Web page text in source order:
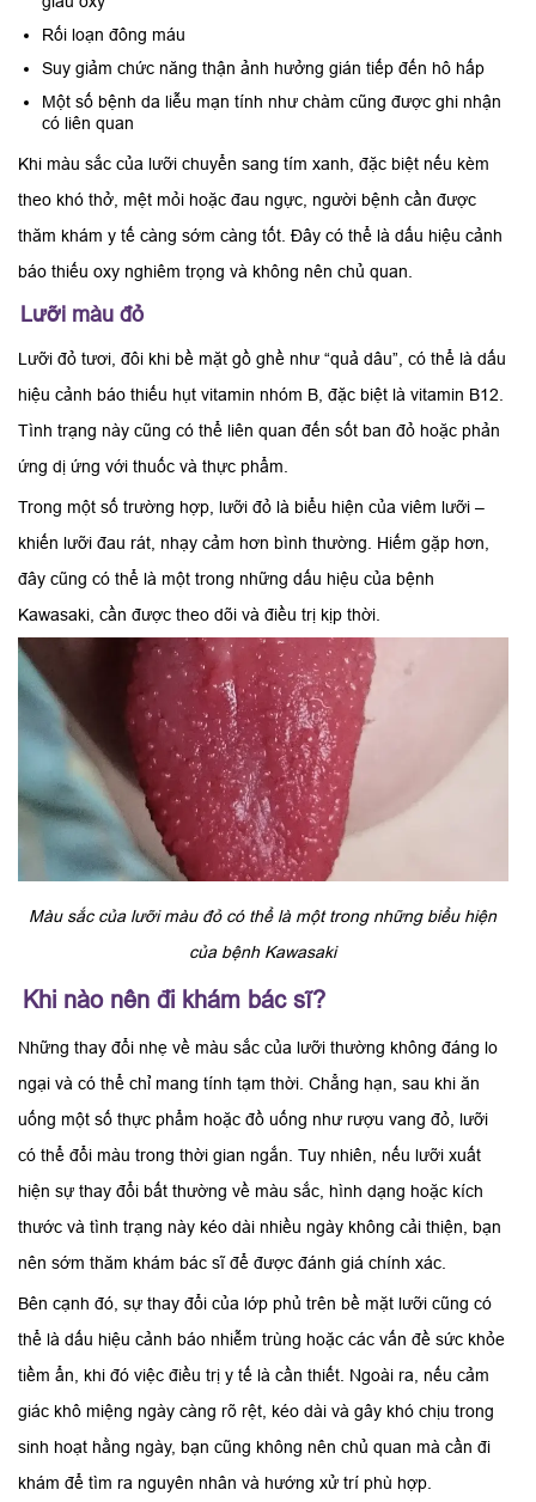
Rối loạn đông máu
Suy giảm chức năng thận ảnh hưởng gián tiếp đến hô hấp
Một số bệnh da liễu mạn tính như chàm cũng được ghi nhận
có liên quan
Khi màu sắc của lưỡi chuyển sang tím xanh, đặc biệt nếu kèm
theo khó thở, mệt mỏi hoặc đau ngực, người bệnh cần được
thăm khám y tế càng sớm càng tốt. Đây có thể là dấu hiệu cảnh
báo thiếu oxy nghiêm trọng và không nên chủ quan.
Lưỡi màu đỏ
Lưỡi đỏ tươi, đôi khi bề mặt gồ ghề như “quả dâu”, có thể là dấu
hiệu cảnh báo thiếu hụt vitamin nhóm B, đặc biệt là vitamin B12.
Tình trạng này cũng có thể liên quan đến sốt ban đỏ hoặc phản
ứng dị ứng với thuốc và thực phẩm.
Trong một số trường hợp, lưỡi đỏ là biểu hiện của viêm lưỡi –
khiến lưỡi đau rát, nhạy cảm hơn bình thường. Hiếm gặp hơn,
đây cũng có thể là một trong những dấu hiệu của bệnh
Kawasaki, cần được theo dõi và điều trị kịp thời.
Màu sắc của lưỡi màu đỏ có thể là một trong những biểu hiện
của bệnh Kawasaki
Khi nào nên đi khám bác sĩ?
Những thay đổi nhẹ về màu sắc của lưỡi thường không đáng lo
ngại và có thể chỉ mang tính tạm thời. Chẳng hạn, sau khi ăn
uống một số thực phẩm hoặc đồ uống như rượu vang đỏ, lưỡi
có thể đổi màu trong thời gian ngắn. Tuy nhiên, nếu lưỡi xuất
hiện sự thay đổi bất thường về màu sắc, hình dạng hoặc kích
thước và tình trạng này kéo dài nhiều ngày không cải thiện, bạn
nên sớm thăm khám bác sĩ để được đánh giá chính xác.
Bên cạnh đó, sự thay đổi của lớp phủ trên bề mặt lưỡi cũng có
thể là dấu hiệu cảnh báo nhiễm trùng hoặc các vấn đề sức khỏe
tiềm ẩn, khi đó việc điều trị y tế là cần thiết. Ngoài ra, nếu cảm
giác khô miệng ngày càng rõ rệt, kéo dài và gây khó chịu trong
sinh hoạt hằng ngày, bạn cũng không nên chủ quan mà cần đi
khám để tìm ra nguyên nhân và hướng xử trí phù hợp.